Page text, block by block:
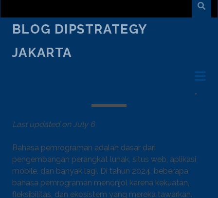
BLOG DIPSTRATEGY
JAKARTA
July 1 / Widy Prawira
Last updated on July 6
Bahasa pemrograman adalah dasar dari
pengembangan perangkat lunak, situs web, aplikasi
mobile, dan banyak lagi. Di tahun 2024, beberapa
bahasa pemrograman menonjol karena kekuatan,
fleksibilitas, dan ekosistem yang mereka tawarkan.